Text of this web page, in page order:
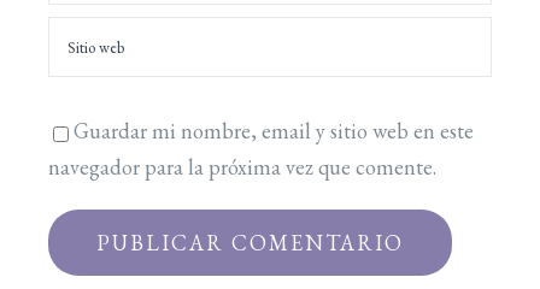
Guardar mi nombre, email y sitio web en este
navegador para la próxima vez que comente.